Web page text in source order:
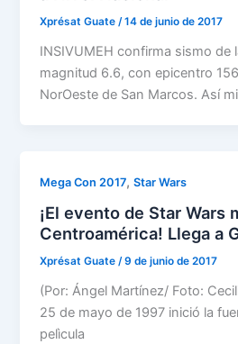
Xprésat Guate/14 de junio de 2017
INSIVUMEH confirma sismo de
magnitud 6.6, con epicentro
NorOeste de San Marcos. Así
Mega Con 2017,Star Wars
¡El evento de Star Wars
Centroamérica! Llega a
Xprésat Guate/9 de junio de 2017
(Por: Ángel Martínez/ Foto:
25 de mayo de 1997 inició la
pelìcula